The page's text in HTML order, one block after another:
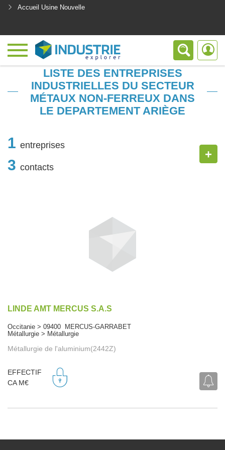
Accueil Usine Nouvelle
LISTE DES ENTREPRISES
INDUSTRIELLES DU SECTEUR
MÉTAUX NON-FERREUX DANS
LE DEPARTEMENT ARIÈGE
1 entreprises
3 contacts
+
LINDE AMT MERCUS S.A.S
Occitanie > 09400 MERCUS-GARRABET
Métallurgie > Métallurgie
Métallurgie de l'aluminium(2442Z)
EFFECTIF
CA M€